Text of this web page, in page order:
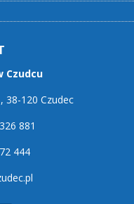
Czudcu
38-120 Czudec
881
444